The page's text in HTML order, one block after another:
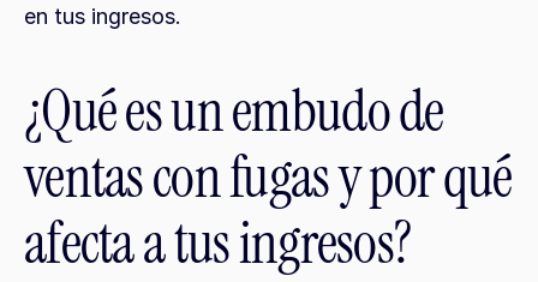
en tus ingresos.
¿Qué es un embudo de
ventas con fugas y por qué
afecta a tus ingresos?